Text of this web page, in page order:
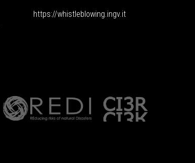
https://whistleblowing.ingv.it